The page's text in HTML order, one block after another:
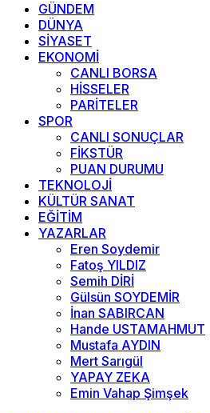
GÜNDEM
DÜNYA
SİYASET
EKONOMİ
CANLI BORSA
HİSSELER
PARİTELER
SPOR
CANLI SONUÇLAR
FİKSTÜR
PUAN DURUMU
TEKNOLOJİ
KÜLTÜR SANAT
EĞİTİM
YAZARLAR
Eren Soydemir
Fatoş YILDIZ
Semih DİRİ
Gülsün SOYDEMİR
İnan SABIRCAN
Hande USTAMAHMUT
Mustafa AYDIN
Mert Sarıgül
YAPAY ZEKA
Emin Vahap Şimşek